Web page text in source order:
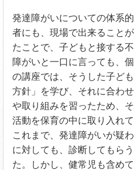
発達障がいについての体系
者にも、現場で出来ること
たことで、子どもと接する
障がいと一口に言っても、
の講座では、そうした子ど
方針」を学び、それに合わ
や取り組みを習ったため、
活動を保育の中に取り入れて
これまで、発達障がいが疑
に対しても、診断してもら
た。しかし、健常児も含め